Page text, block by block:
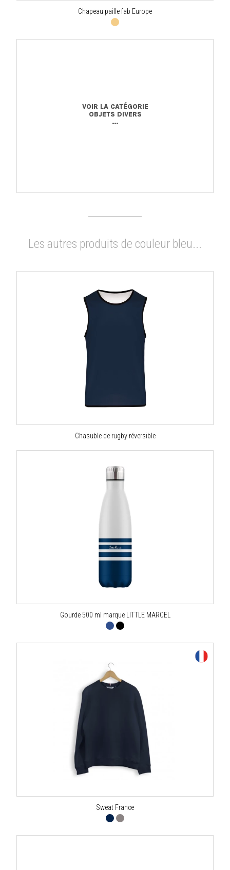
Chapeau paille fab Europe
VOIR LA CATÉGORIE
OBJETS DIVERS
...
Les autres produits de couleur bleu...
Chasuble de rugby réversible
Gourde 500 ml marque LITTLE MARCEL
Sweat France